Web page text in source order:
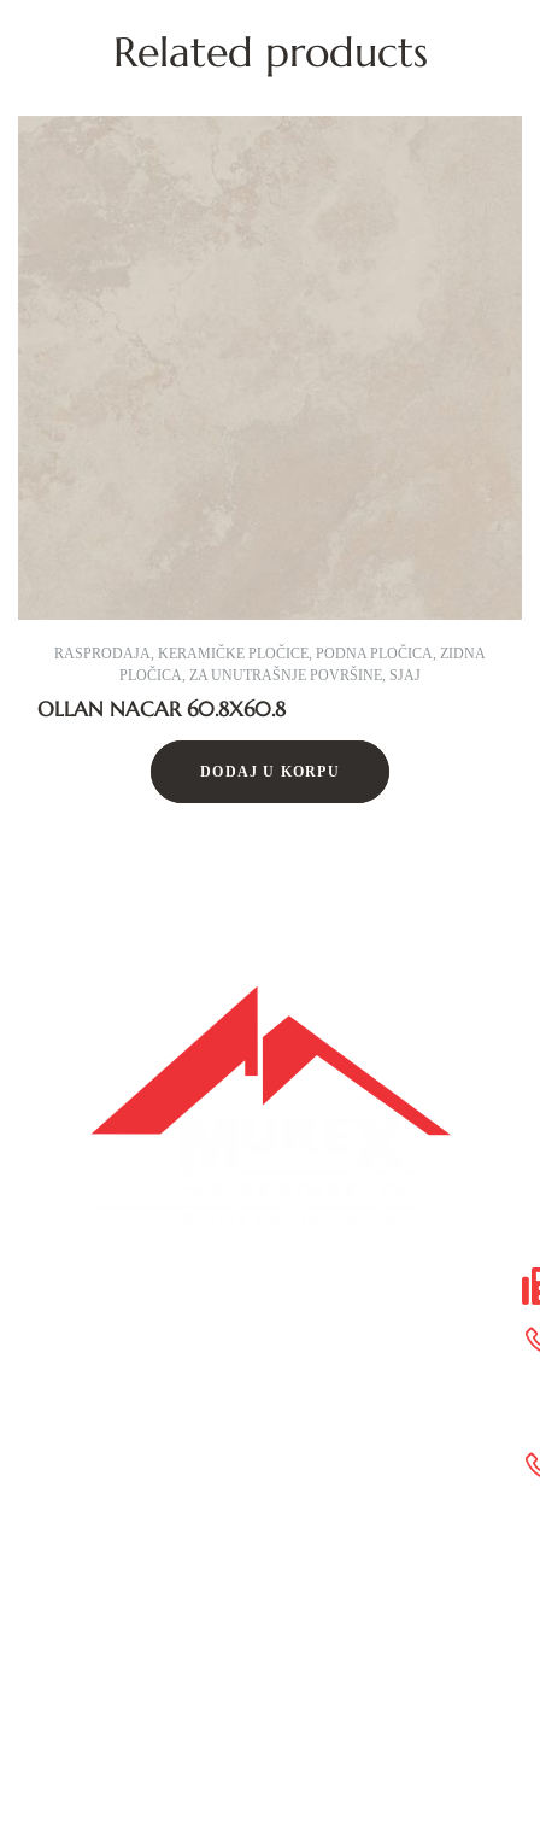
Related products
RASPRODAJA, KERAMIČKE PLOČICE, PODNA PLOČICA, ZIDNA
PLOČICA, ZA UNUTRAŠNJE POVRŠINE, SJAJ
OLLAN NACAR 60.8X60.8
DODAJ U KORPU